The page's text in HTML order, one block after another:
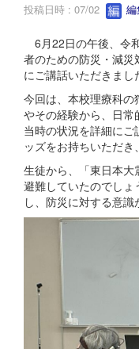
投稿日時 : 07/02 編
6月22日の午後、令
者のための防災・減災
にご講話いただきまし
今回は、本校理療科
やその経験から、日常
当時の状況を詳細に
ッズをお持ちいただき
生徒から、「東日本大
避難していたのでし
し、防災に対する意識